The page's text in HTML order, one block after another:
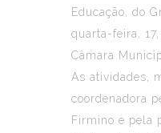
Educação, do
quarta-feira,
Câmara
As atividades,
coordenadora
Firmino e pela